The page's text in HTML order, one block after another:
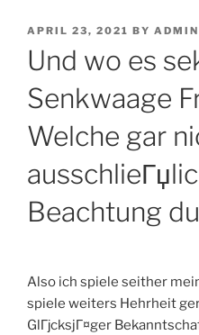
POSTED
APRIL 23, 2021 BY ADMIN
Und wo es
Senkwaage
Welche gar
Beachtung
Also ich spiele seither
spiele weiters Hehrheit
GlГјcksjГ¤ger